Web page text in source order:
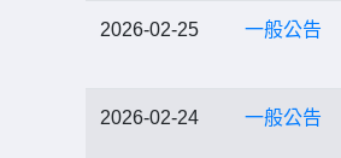
2026-02-25 一般公告
2026-02-24 一般公告